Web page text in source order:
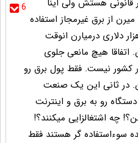
6
قانونی هستش ولی اینا
از برق غیرمجاز استفاده
جالبه بیت کوین 35هزار دلاری درمیارن انوقت
اتفاقا هیچ مانعی جلوی
کشور نیست. فقط پول برق رو
در ثانی این یک صنعت
رو به برق و اینترنت
چه اشتغالزایی میکنند؟!
سوءاستفاده گر هستند فقط